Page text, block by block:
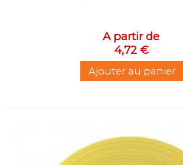
A partir de
4,72 €
Ajouter au panier